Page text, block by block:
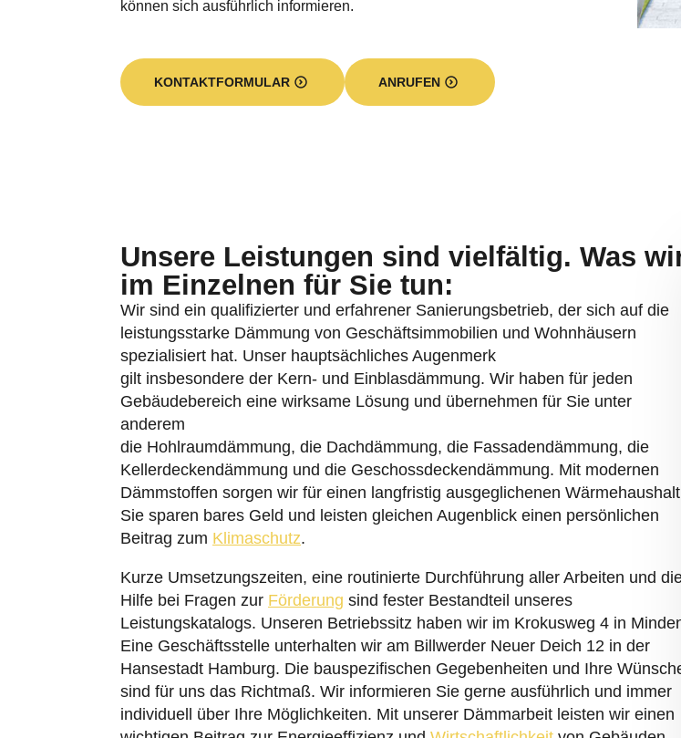
KONTAKTFORMULAR ANRUFEN
im Einzelnen für Sie tun:
Wir sind ein qualifizierter und erfahrener Sanierungsbetrieb, der sich auf die
leistungsstarke Dämmung von Geschäftsimmobilien und Wohnhäusern
spezialisiert hat. Unser hauptsächliches Augenmerk
gilt insbesondere der Kern- und Einblasdämmung. Wir haben für jeden
Gebäudebereich eine wirksame Lösung und übernehmen für Sie unter
anderem
die Hohlraumdämmung, die Dachdämmung, die Fassadendämmung, die
Kellerdeckendämmung und die Geschossdeckendämmung. Mit modernen
Dämmstoffen sorgen wir für einen langfristig ausgeglichenen Wärmehaushalt.
Sie sparen bares Geld und leisten gleichen Augenblick einen persönlichen
Beitrag zumKlimaschutz.
Kurze Umsetzungszeiten, eine routinierte Durchführung aller Arbeiten und die
Hilfe bei Fragen zurFörderung sind fester Bestandteil unseres
Leistungskatalogs. Unseren Betriebssitz haben wir im Krokusweg 4 in Minden.
Eine Geschäftsstelle unterhalten wir am Billwerder Neuer Deich 12 in der
Hansestadt Hamburg. Die bauspezifischen Gegebenheiten und Ihre Wünsche
sind für uns das Richtmaß. Wir informieren Sie gerne ausführlich und immer
individuell über Ihre Möglichkeiten. Mit unserer Dämmarbeit leisten wir einen
wichtigen Beitrag zur Energieeffizienz undWirtschaftlichkeit von Gebäuden.